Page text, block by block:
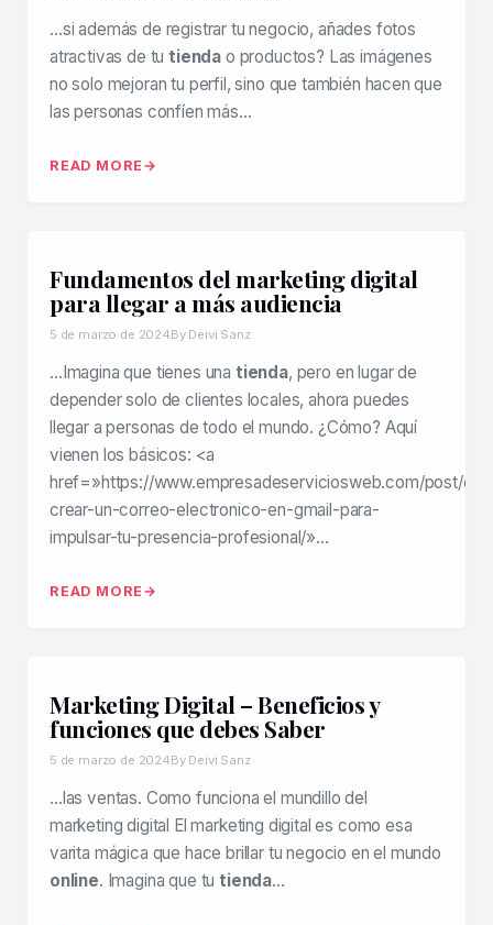
…si además de registrar tu negocio, añades fotos
atractivas de tu tienda o productos? Las imágenes
no solo mejoran tu perfil, sino que también hacen que
las personas confíen más…
READ MORE
Fundamentos del marketing digital
para llegar a más audiencia
5 de marzo de 2024By Deivi Sanz
…Imagina que tienes una tienda, pero en lugar de
depender solo de clientes locales, ahora puedes
llegar a personas de todo el mundo. ¿Cómo? Aquí
vienen los básicos: <a
href=»https://www.empresadeserviciosweb.com/post/
crear-un-correo-electronico-en-gmail-para-
impulsar-tu-presencia-profesional/»…
READ MORE
Marketing Digital – Beneficios y
funciones que debes Saber
5 de marzo de 2024By Deivi Sanz
…las ventas. Como funciona el mundillo del
marketing digital El marketing digital es como esa
varita mágica que hace brillar tu negocio en el mundo
online. Imagina que tu tienda…